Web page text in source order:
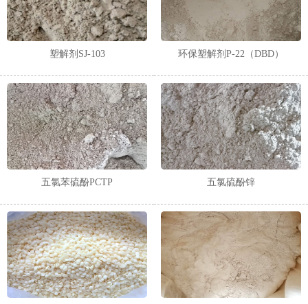
塑解剂SJ-103 环保塑解剂P-22（DBD）
五氯苯硫酚PCTP 五氯硫酚锌